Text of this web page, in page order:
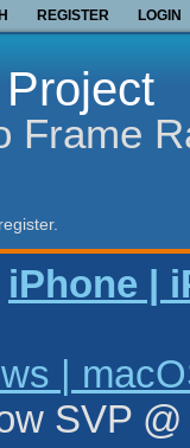
REGISTER LOGIN
Frame
iPhone |
|
SVP